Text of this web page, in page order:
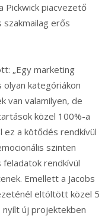
Pickwick piacvezető
erős
„Egy marketing
olyan kategóriákon
van valamilyen, de
közel 100%-a
ez a kötődés rendkívül
szinten
feladatok rendkívül
Emellett a Jacobs
eltöltött közel 5
új projektekben